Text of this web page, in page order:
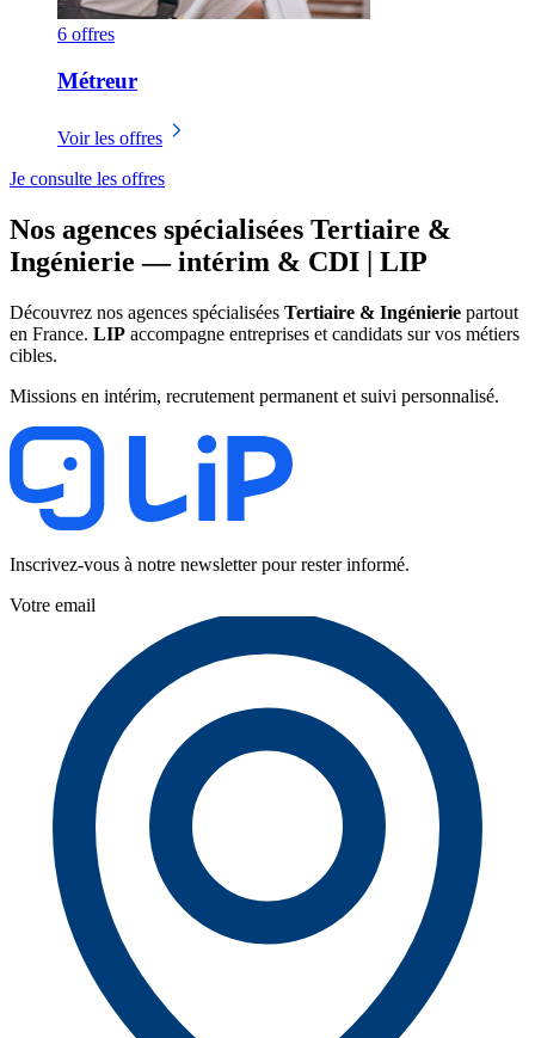
6 offres
Métreur
Voir les offres
Je consulte les offres
Nos agences spécialisées Tertiaire &
Ingénierie — intérim & CDI | LIP
Découvrez nos agences spécialisées Tertiaire & Ingénierie partout
en France. LIP accompagne entreprises et candidats sur vos métiers
cibles.
Missions en intérim, recrutement permanent et suivi personnalisé.
Inscrivez-vous à notre newsletter pour rester informé.
Votre email